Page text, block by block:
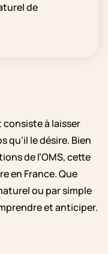
de
à laisser
le désire. Bien
de l’OMS, cette
en France. Que
ou par simple
et anticiper.